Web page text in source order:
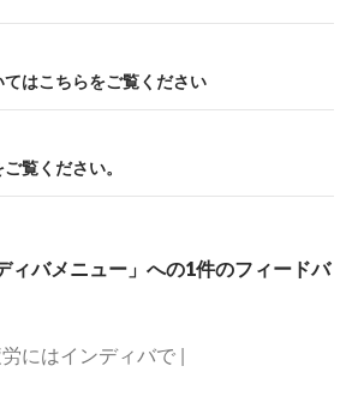
はこちらをご覧ください
覧ください。
ィバメニュー」への1件のフィードバ
にはインディバで |